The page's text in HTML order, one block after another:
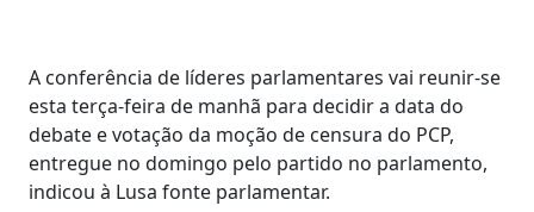
A conferência de líderes parlamentares vai reunir-se
esta terça-feira de manhã para decidir a data do
debate e votação da moção de censura do PCP,
entregue no domingo pelo partido no parlamento,
indicou à Lusa fonte parlamentar.